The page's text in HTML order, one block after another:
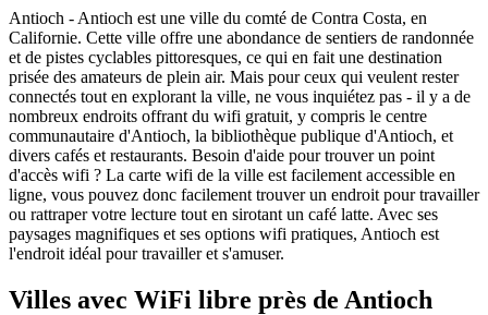
Antioch - Antioch est une ville du comté de Contra Costa, en
Californie. Cette ville offre une abondance de sentiers de randonnée
et de pistes cyclables pittoresques, ce qui en fait une destination
prisée des amateurs de plein air. Mais pour ceux qui veulent rester
connectés tout en explorant la ville, ne vous inquiétez pas - il y a de
nombreux endroits offrant du wifi gratuit, y compris le centre
communautaire d'Antioch, la bibliothèque publique d'Antioch, et
divers cafés et restaurants. Besoin d'aide pour trouver un point
d'accès wifi ? La carte wifi de la ville est facilement accessible en
ligne, vous pouvez donc facilement trouver un endroit pour travailler
ou rattraper votre lecture tout en sirotant un café latte. Avec ses
paysages magnifiques et ses options wifi pratiques, Antioch est
l'endroit idéal pour travailler et s'amuser.
Villes avec WiFi libre près de Antioch